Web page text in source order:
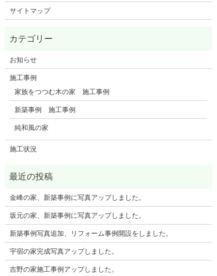
サイトマップ
お知らせ
施工事例
家族をつつむ木の家 施工事例
新築事例 施工事例
純和風の家
施工状況
金峰の家、新築事例に写真アップしました。
坂元の家、新築事例に写真アップしました。
新築事例写真追加、リフォーム事例開設をしました。
宇宿の家完成写真アップしました。
吉野の家施工事例アップしました。